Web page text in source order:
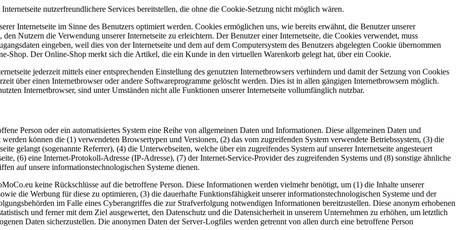
nutzerfreundlichere Services bereitstellen, die ohne die Cookie-Setzung nicht möglich wären.
Internetseite im Sinne des Benutzers optimiert werden. Cookies ermöglichen uns, wie bereits erwähnt, die Benutzer unserer
Nutzern die Verwendung unserer Internetseite zu erleichtern. Der Benutzer einer Internetseite, die Cookies verwendet, muss
eingeben, weil dies von der Internetseite und dem auf dem Computersystem des Benutzers abgelegten Cookie übernommen
Shop. Der Online-Shop merkt sich die Artikel, die ein Kunde in den virtuellen Warenkorb gelegt hat, über ein Cookie.
jederzeit mittels einer entsprechenden Einstellung des genutzten Internetbrowsers verhindern und damit der Setzung von Cookies
über einen Internetbrowser oder andere Softwareprogramme gelöscht werden. Dies ist in allen gängigen Internetbrowsern möglich.
Internetbrowser, sind unter Umständen nicht alle Funktionen unserer Internetseite vollumfänglich nutzbar.
Person oder ein automatisiertes System eine Reihe von allgemeinen Daten und Informationen. Diese allgemeinen Daten und
können die (1) verwendeten Browsertypen und Versionen, (2) das vom zugreifenden System verwendete Betriebssystem, (3) die
gelangt (sogenannte Referrer), (4) die Unterwebseiten, welche über ein zugreifendes System auf unserer Internetseite angesteuert
(6) eine Internet-Protokoll-Adresse (IP-Adresse), (7) der Internet-Service-Provider des zugreifenden Systems und (8) sonstige ähnliche
auf unsere informationstechnologischen Systeme dienen.
keine Rückschlüsse auf die betroffene Person. Diese Informationen werden vielmehr benötigt, um (1) die Inhalte unserer
die Werbung für diese zu optimieren, (3) die dauerhafte Funktionsfähigkeit unserer informationstechnologischen Systeme und der
im Falle eines Cyberangriffes die zur Strafverfolgung notwendigen Informationen bereitzustellen. Diese anonym erhobenen
und ferner mit dem Ziel ausgewertet, den Datenschutz und die Datensicherheit in unserem Unternehmen zu erhöhen, um letztlich
Daten sicherzustellen. Die anonymen Daten der Server-Logfiles werden getrennt von allen durch eine betroffene Person